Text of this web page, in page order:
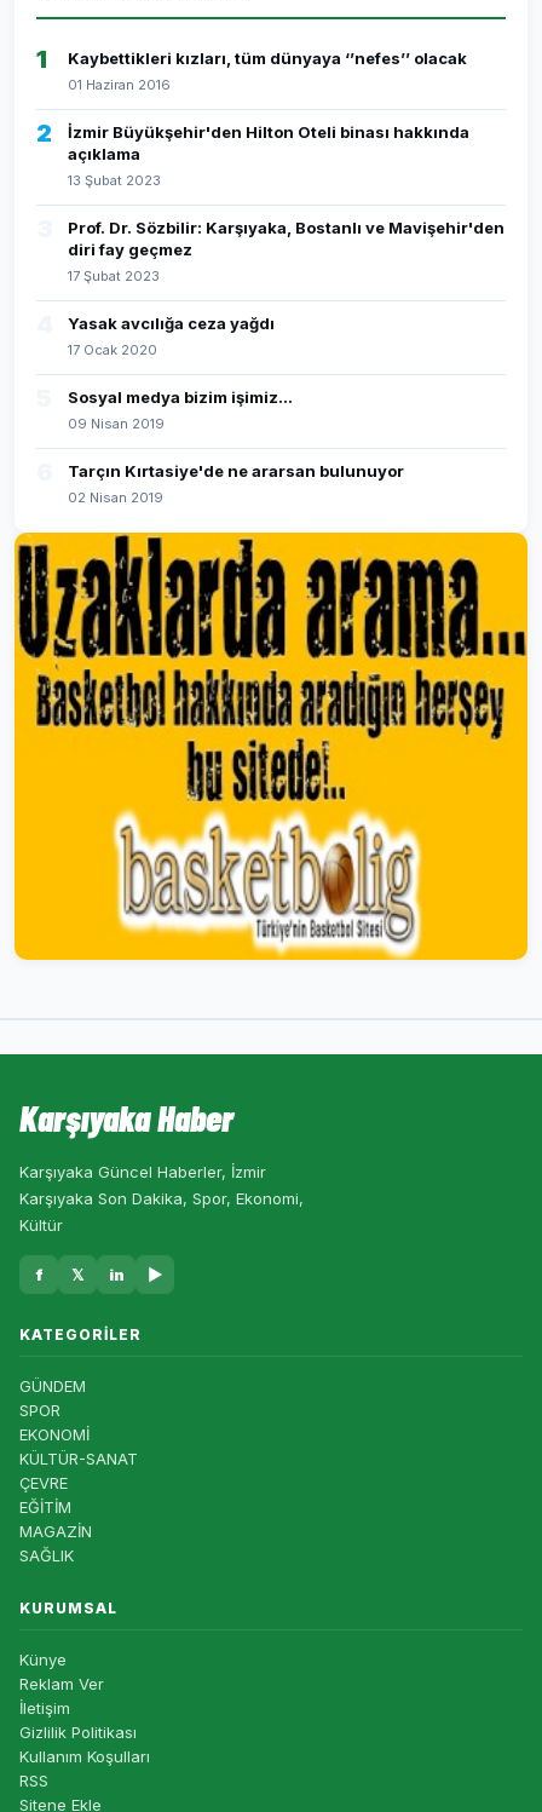
1 Kaybettikleri kızları, tüm dünyaya ‘’nefes’’ olacak
01 Haziran 2016
2
İzmir Büyükşehir'den Hilton Oteli binası hakkında
açıklama
13 Şubat 2023
Prof. Dr. Sözbilir: Karşıyaka, Bostanlı ve Mavişehir'den
diri fay geçmez
17 Şubat 2023
Yasak avcılığa ceza yağdı
17 Ocak 2020
Sosyal medya bizim işimiz...
09 Nisan 2019
Tarçın Kırtasiye'de ne ararsan bulunuyor
02 Nisan 2019
Karşıyaka Haber
Karşıyaka Güncel Haberler, İzmir
Karşıyaka Son Dakika, Spor, Ekonomi,
Kültür
f 𝕏 in ▶
KATEGORILER
GÜNDEM
SPOR
EKONOMİ
KÜLTÜR-SANAT
ÇEVRE
EĞİTİM
MAGAZİN
SAĞLIK
KURUMSAL
Künye
Reklam Ver
İletişim
Gizlilik Politikası
Kullanım Koşulları
RSS
Sitene Ekle